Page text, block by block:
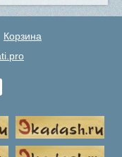
Корзина